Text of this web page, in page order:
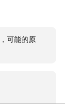
可能的原